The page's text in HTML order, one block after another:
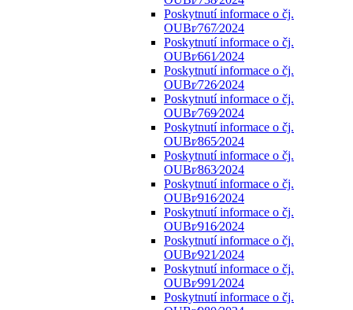
Poskytnutí informace o čj.
OUBr⁄767⁄2024
Poskytnutí informace o čj.
OUBr⁄661⁄2024
Poskytnutí informace o čj.
OUBr⁄726⁄2024
Poskytnutí informace o čj.
OUBr⁄769⁄2024
Poskytnutí informace o čj.
OUBr⁄865⁄2024
Poskytnutí informace o čj.
OUBr⁄863⁄2024
Poskytnutí informace o čj.
OUBr⁄916⁄2024
Poskytnutí informace o čj.
OUBr⁄916⁄2024
Poskytnutí informace o čj.
OUBr⁄921⁄2024
Poskytnutí informace o čj.
OUBr⁄991⁄2024
Poskytnutí informace o čj.